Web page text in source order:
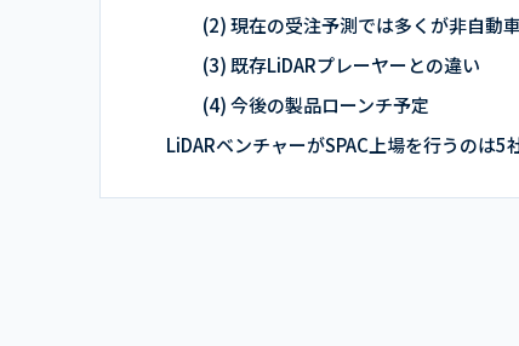
(2) 現在の受注予測では多くが非自動
(3) 既存LiDARプレーヤーとの違い
(4) 今後の製品ローンチ予定
LiDARベンチャーがSPAC上場を行うのは5